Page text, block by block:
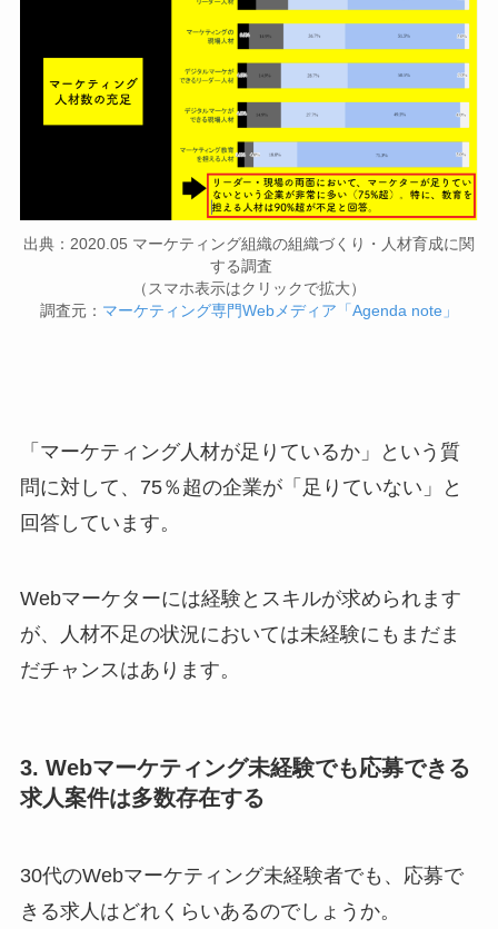
出典：2020.05 マーケティング組織の組織づくり・人材育成に関
する調査
（スマホ表示はクリックで拡大）
調査元： マーケティング専門Webメディア「Agenda note」
「マーケティング人材が足りているか」という質
問に対して、75％超の企業が「足りていない」と
回答しています。
Webマーケターには経験とスキルが求められます
が、人材不足の状況においては未経験にもまだま
だチャンスはあります。
3. Webマーケティング未経験でも応募できる
求人案件は多数存在する
30代のWebマーケティング未経験者でも、応募で
きる求人はどれくらいあるのでしょうか。